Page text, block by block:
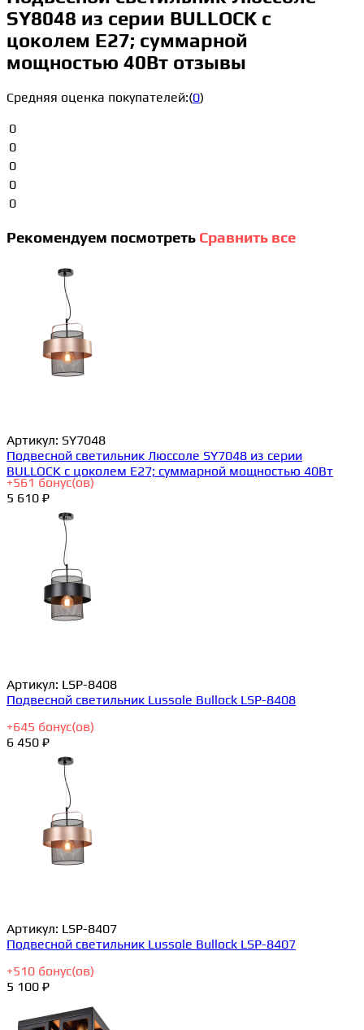
SY8048 из серии BULLOCK с
цоколем E27; суммарной
мощностью 40Вт отзывы
Средняя оценка покупателей:(0)
0
0
0
0
0
Рекомендуем посмотреть Сравнить все
Артикул: SY7048
Подвесной светильник Люссоле SY7048 из серии
BULLOCK с цоколем E27; суммарной мощностью 40Вт
+561 бонус(ов)
5 610 ₽
Артикул: LSP-8408
Подвесной светильник Lussole Bullock LSP-8408
+645 бонус(ов)
6 450 ₽
Артикул: LSP-8407
Подвесной светильник Lussole Bullock LSP-8407
+510 бонус(ов)
5 100 ₽